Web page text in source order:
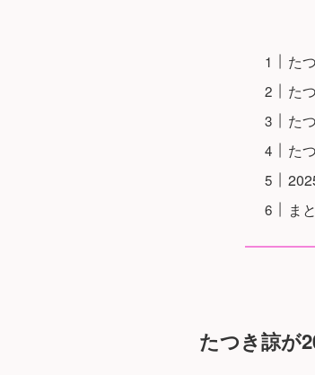
た
た
た
た
ま
たつき諒が